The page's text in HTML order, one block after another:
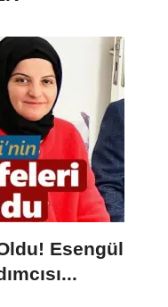
Esengül